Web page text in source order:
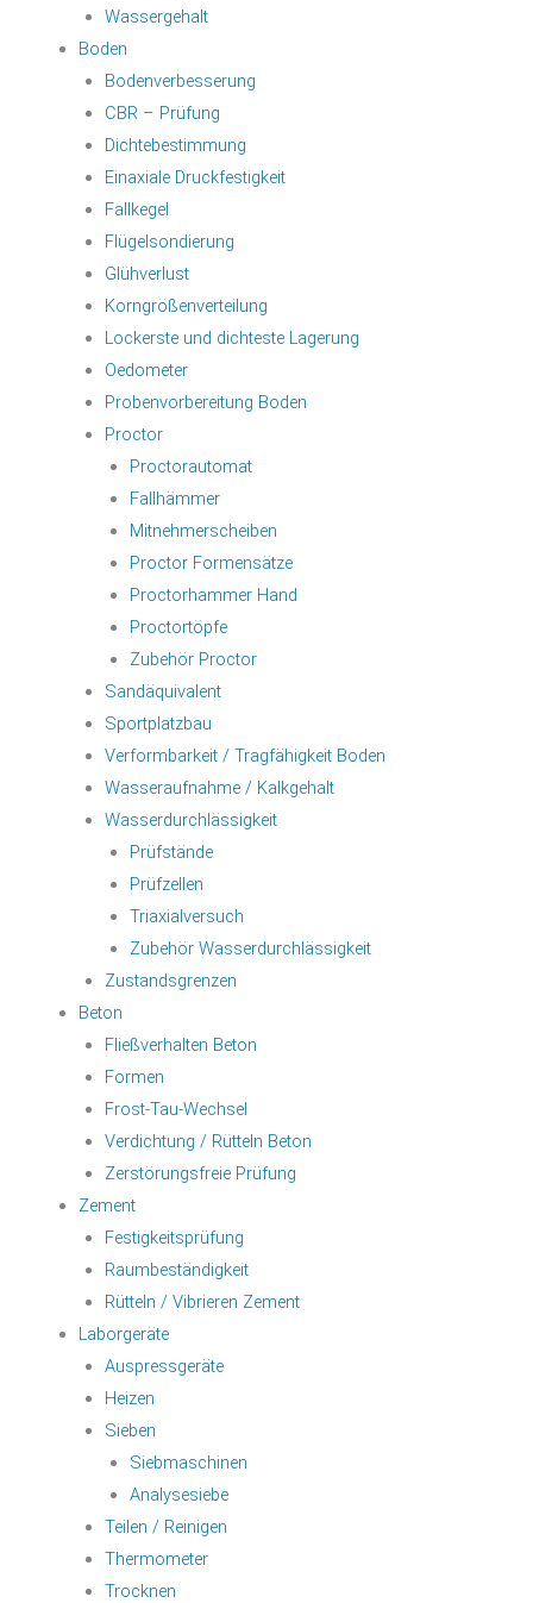
Wassergehalt
Boden
Bodenverbesserung
CBR – Prüfung
Dichtebestimmung
Einaxiale Druckfestigkeit
Fallkegel
Flügelsondierung
Glühverlust
Korngrößenverteilung
Lockerste und dichteste Lagerung
Oedometer
Probenvorbereitung Boden
Proctor
Proctorautomat
Fallhämmer
Mitnehmerscheiben
Proctor Formensätze
Proctorhammer Hand
Proctortöpfe
Zubehör Proctor
Sandäquivalent
Sportplatzbau
Verformbarkeit / Tragfähigkeit Boden
Wasseraufnahme / Kalkgehalt
Wasserdurchlässigkeit
Prüfstände
Prüfzellen
Triaxialversuch
Zubehör Wasserdurchlässigkeit
Zustandsgrenzen
Beton
Fließverhalten Beton
Formen
Frost-Tau-Wechsel
Verdichtung / Rütteln Beton
Zerstörungsfreie Prüfung
Zement
Festigkeitsprüfung
Raumbeständigkeit
Rütteln / Vibrieren Zement
Laborgeräte
Auspressgeräte
Heizen
Sieben
Siebmaschinen
Analysesiebe
Teilen / Reinigen
Thermometer
Trocknen